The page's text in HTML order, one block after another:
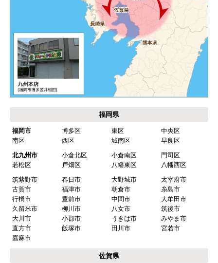
別の部屋もお願いしたいと考えていたが、少々不
akagenoane
欲しい商品をスムーズに注文できましたか？
予定の期日までに商品が届きましたか？
商品の梱包は必要十分なものでしたか？
またこのショップを利用したいですか？
文時期】2026年03月頃（モバイルから）
福岡県
福岡市 博多区 東区
中央区
南区
西区 城南区
早良区
北九州市
小倉北区 小倉南区
門司区
若松区
戸畑区 八幡東区
八幡西区
筑紫野市
春日市 大野城市
太宰府市
古賀市
福津市 朝倉市
糸島市
行橋市
豊前市 中間市
大牟田市
久留米市
柳川市 八女市
筑後市
大川市
小郡市 うきは市
みやま市
直方市
飯塚市 田川市
宮若市
嘉麻市
佐賀県